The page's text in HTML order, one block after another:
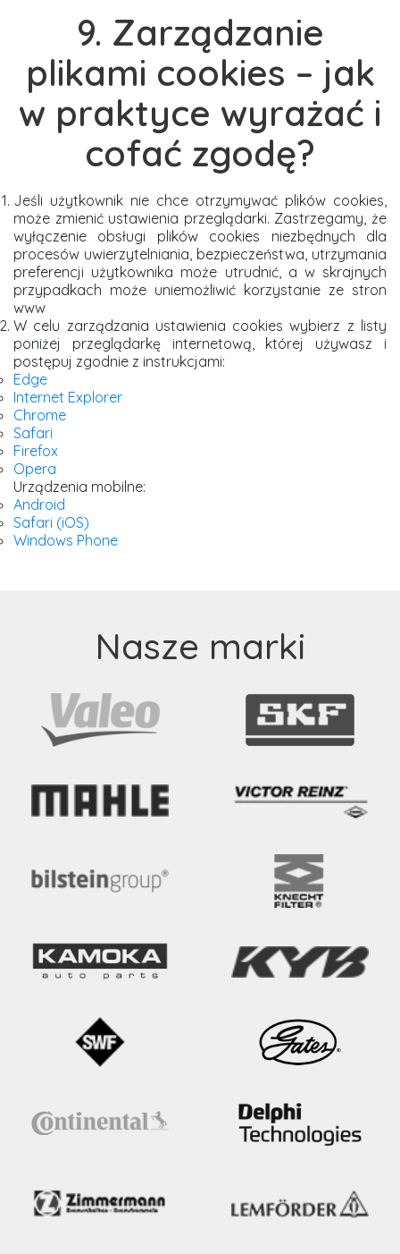
9. Zarządzanie
plikami cookies – jak
w praktyce wyrażać i
cofać zgodę?
Jeśli użytkownik nie chce otrzymywać plików cookies,
może zmienić ustawienia przeglądarki. Zastrzegamy, że
wyłączenie obsługi plików cookies niezbędnych dla
procesów uwierzytelniania, bezpieczeństwa, utrzymania
preferencji użytkownika może utrudnić, a w skrajnych
przypadkach może uniemożliwić korzystanie ze stron
www
W celu zarządzania ustawienia cookies wybierz z listy
poniżej przeglądarkę internetową, której używasz i
postępuj zgodnie z instrukcjami:
Edge
Internet Explorer
Chrome
Safari
Firefox
Opera
Urządzenia mobilne:
Android
Safari (iOS)
Windows Phone
Nasze marki